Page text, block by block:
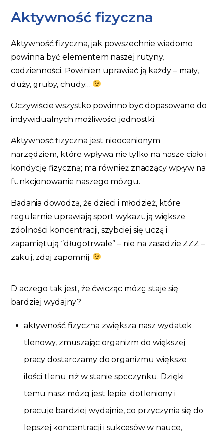
Aktywność fizyczna
Aktywność fizyczna, jak powszechnie wiadomo
powinna być elementem naszej rutyny,
codzienności. Powinien uprawiać ją każdy – mały,
duży, gruby, chudy…
Oczywiście wszystko powinno być dopasowane do
indywidualnych możliwości jednostki.
Aktywność fizyczna jest nieocenionym
narzędziem, które wpływa nie tylko na nasze ciało i
kondycję fizyczną; ma również znaczący wpływ na
funkcjonowanie naszego mózgu.
Badania dowodzą, że dzieci i młodzież, które
regularnie uprawiają sport wykazują większe
zdolności koncentracji, szybciej się uczą i
zapamiętują ‘’długotrwale’’ – nie na zasadzie ZZZ –
zakuj, zdaj zapomnij.
Dlaczego tak jest, że ćwicząc mózg staje się
bardziej wydajny?
aktywność fizyczna zwiększa nasz wydatek
tlenowy, zmuszając organizm do większej
pracy dostarczamy do organizmu większe
ilości tlenu niż w stanie spoczynku. Dzięki
temu nasz mózg jest lepiej dotleniony i
pracuje bardziej wydajnie, co przyczynia się do
lepszej koncentracji i sukcesów w nauce,